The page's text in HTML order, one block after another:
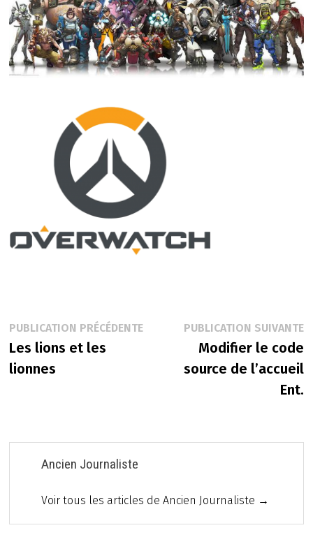
Navigation
de
PUBLICATION PRÉCÉDENTEPublication
précédente :
Les lions et les
lionnes
PUBLICATION SUIVANTE
Modifier le code
source de l’accueil
Ent.
Ancien Journaliste
Voir tous les articles de Ancien Journaliste →